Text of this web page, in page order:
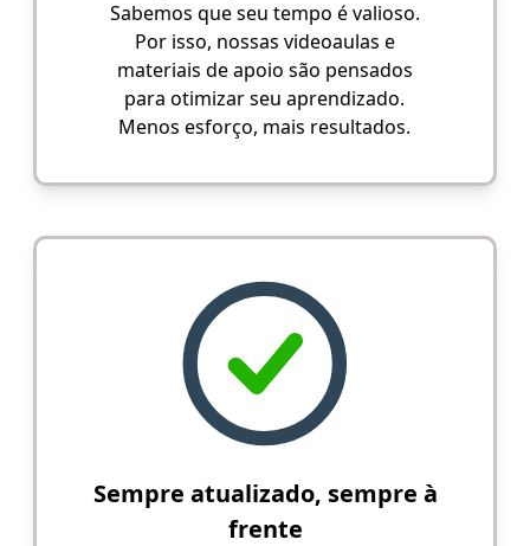
Sabemos que seu tempo é valioso.
Por isso, nossas videoaulas e
materiais de apoio são pensados
para otimizar seu aprendizado.
Menos esforço, mais resultados.
Sempre atualizado, sempre à
frente